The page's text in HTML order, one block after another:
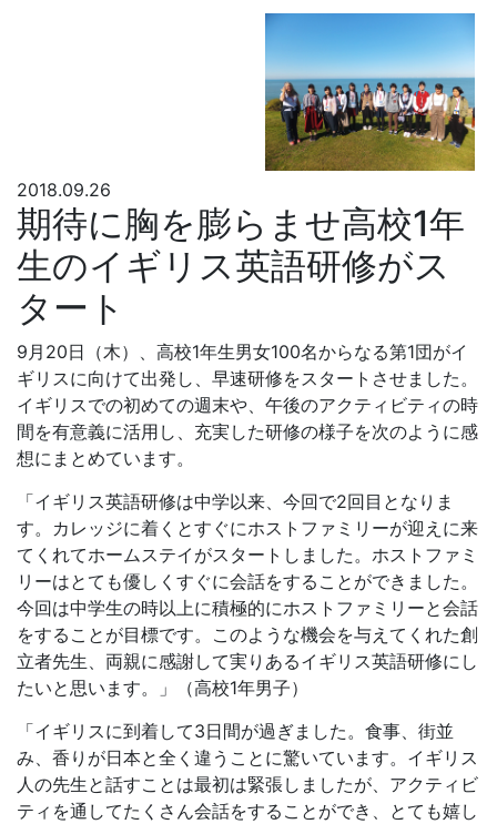
2018.09.26
期待に胸を膨らませ高校1年
生のイギリス英語研修がス
タート
9月20日（木）、高校1年生男女100名からなる第1団がイ
ギリスに向けて出発し、早速研修をスタートさせました。
イギリスでの初めての週末や、午後のアクティビティの時
間を有意義に活用し、充実した研修の様子を次のように感
想にまとめています。
「イギリス英語研修は中学以来、今回で2回目となりま
す。カレッジに着くとすぐにホストファミリーが迎えに来
てくれてホームステイがスタートしました。ホストファミ
リーはとても優しくすぐに会話をすることができました。
今回は中学生の時以上に積極的にホストファミリーと会話
をすることが目標です。このような機会を与えてくれた創
立者先生、両親に感謝して実りあるイギリス英語研修にし
たいと思います。」（高校1年男子）
「イギリスに到着して3日間が過ぎました。食事、街並
み、香りが日本と全く違うことに驚いています。イギリス
人の先生と話すことは最初は緊張しましたが、アクティビ
ティを通してたくさん会話をすることができ、とても嬉し